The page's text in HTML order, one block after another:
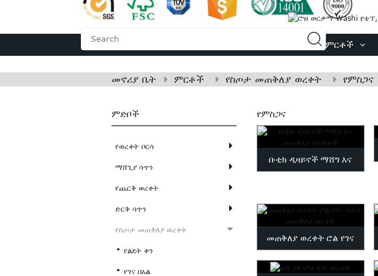
ምርቶች
መኖሪያ ቤት ምርቶች የስጦታ መጠቅለያ ወረቀት የምስጋና
ምድቦች
የወረቀት ቦርሳ
ማሸጊያ ሳጥን
የጨርቅ ወረቀት
ድርቅ ሳጥን
የስጦታ መጠቅለያ ወረቀት
የልደት ቀን
የገና በአል
የምስጋና
ቡቲክ ዲዛይኖች ማሸግ እና
መጠቅለያ ወረቀት ሮል የገና
ስጦታ መጠቅለያ ወረቀት